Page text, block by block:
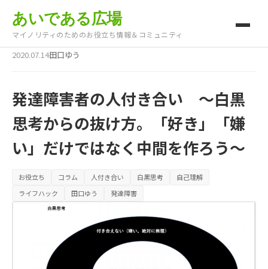
あいである広場
マイノリティのためのお役立ち情報＆コミュニティ
2020.07.14田口ゆう
発達障害者の人付き合い ～白黒
思考からの抜け方。「好き」「嫌
い」だけではなく中間を作ろう～
お役立ち コラム 人付き合い 白黒思考
自己理解
ライフハック
田口ゆう 発達障害